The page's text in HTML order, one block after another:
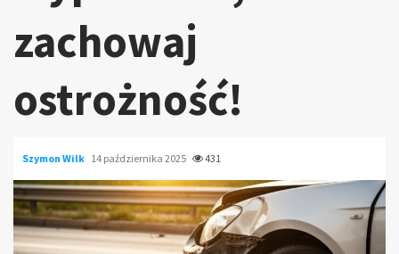
zachowaj
ostrożność!
Szymon Wilk 14 października 2025 431